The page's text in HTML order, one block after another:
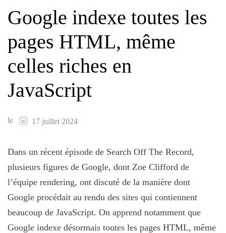
Google indexe toutes les
pages HTML, même
celles riches en
JavaScript
le 17 juillet 2024
Dans un récent épisode de Search Off The Record,
plusieurs figures de Google, dont Zoe Clifford de
l’équipe rendering, ont discuté de la manière dont
Google procédait au rendu des sites qui contiennent
beaucoup de JavaScript. On apprend notamment que
Google indexe désormais toutes les pages HTML, même